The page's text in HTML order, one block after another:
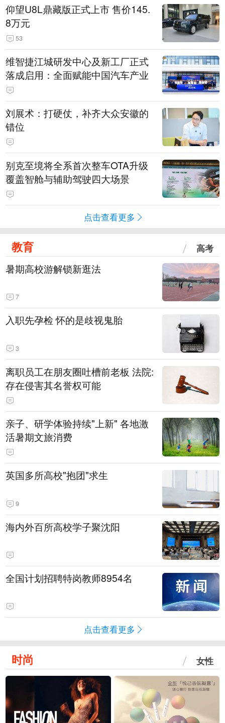
仰望U8L鼎藏版正式上市 售价145.
8万元
53
维智捷江城研发中心及新工厂正式
落成启用：全面赋能中国汽车产业
刘展术：打硬仗，补齐大众安徽的
错位
别克至境将全系首次整车OTA升级
覆盖智舱与辅助驾驶四大场景
点击查看更多
教育 高考
暑期高校游解锁新逛法
7
入职先孕检 怀的是歧视鬼胎
3
离职员工在朋友圈吐槽前老板 法院:
存在侵害其名誉权可能
亲子、研学体验持续"上新" 各地激
活暑期文旅消费
英国多所高校"抱团"求生
9
海内外百所高校学子聚沈阳
全国计划招聘特岗教师8954名
点击查看更多
时尚 女性